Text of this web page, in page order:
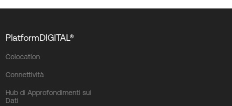
PlatformDIGITAL®
Colocation
Connettività
Hub di Approfondimenti sui
Dati